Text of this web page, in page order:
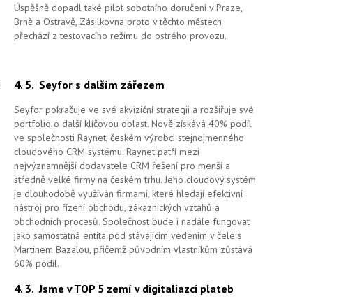
Úspěšně dopadl také pilot sobotního doručení v Praze,
Brně a Ostravě, Zásilkovna proto v těchto městech
přechází z testovacího režimu do ostrého provozu.
4. 5. Seyfor s dalším zářezem
Seyfor pokračuje ve své akviziční strategii a rozšiřuje své
portfolio o další klíčovou oblast. Nově získává 40% podíl
ve společnosti Raynet, českém výrobci stejnojmenného
cloudového CRM systému. Raynet patří mezi
nejvýznamnější dodavatele CRM řešení pro menší a
středně velké firmy na českém trhu. Jeho cloudový systém
je dlouhodobě využíván firmami, které hledají efektivní
nástroj pro řízení obchodu, zákaznických vztahů a
obchodních procesů. Společnost bude i nadále fungovat
jako samostatná entita pod stávajícím vedením v čele s
Martinem Bazalou, přičemž původním vlastníkům zůstává
60% podíl.
4. 3.Jsme v TOP 5 zemí v digitaliazci plateb